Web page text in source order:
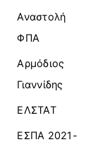
Αναστολή
ΦΠΑ
Αρμόδιος
Γιαννίδης
ΕΛΣΤΑΤ
ΕΣΠΑ 2021-